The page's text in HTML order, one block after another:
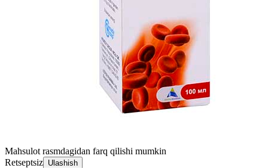
Mahsulot rasmdagidan farq qilishi mumkin
Retseptsiz Ulashish